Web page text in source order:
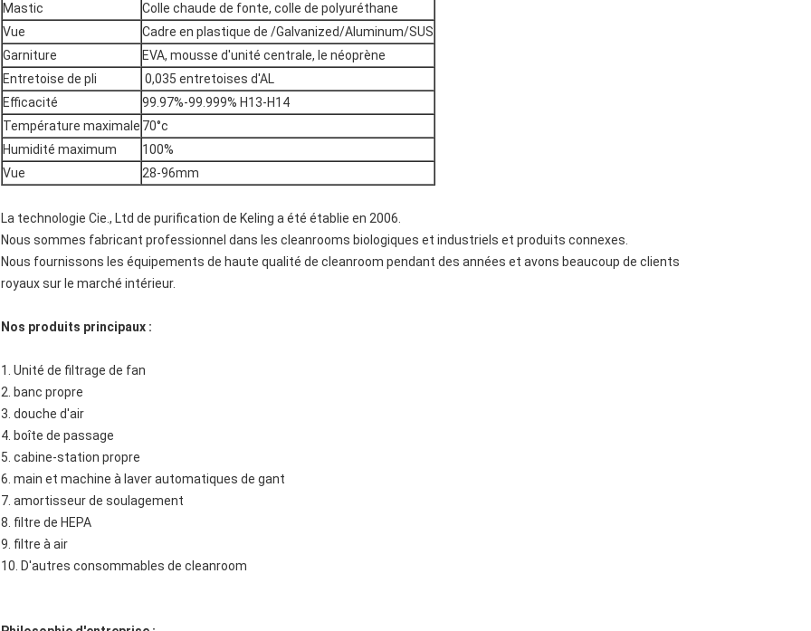
Mastic
Colle chaude de fonte, colle de polyuréthane
Vue
Cadre en plastique de /Galvanized/Aluminum/SUS
Garniture
EVA, mousse d'unité centrale, le néoprène
Entretoise de pli
0,035 entretoises d'AL
Efficacité
99.97%-99.999% H13-H14
Température maximale 70°c
Humidité maximum
100%
Vue
28-96mm
La technologie Cie., Ltd de purification de Keling a été établie en 2006.
Nous sommes fabricant professionnel dans les cleanrooms biologiques et industriels et produits connexes.
Nous fournissons les équipements de haute qualité de cleanroom pendant des années et avons beaucoup de clients
royaux sur le marché intérieur.
Nos produits principaux :
1. Unité de filtrage de fan
2. banc propre
3. douche d'air
4. boîte de passage
5. cabine-station propre
6. main et machine à laver automatiques de gant
7. amortisseur de soulagement
8. filtre de HEPA
9. filtre à air
10. D'autres consommables de cleanroom